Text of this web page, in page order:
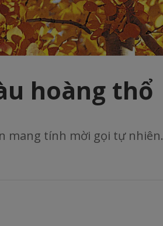
hoàng thổ
mang tính mời gọi tự nhiên.